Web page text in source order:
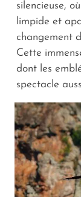
silencieuse,
limpide et
changement
Cette
dont les
spectacle